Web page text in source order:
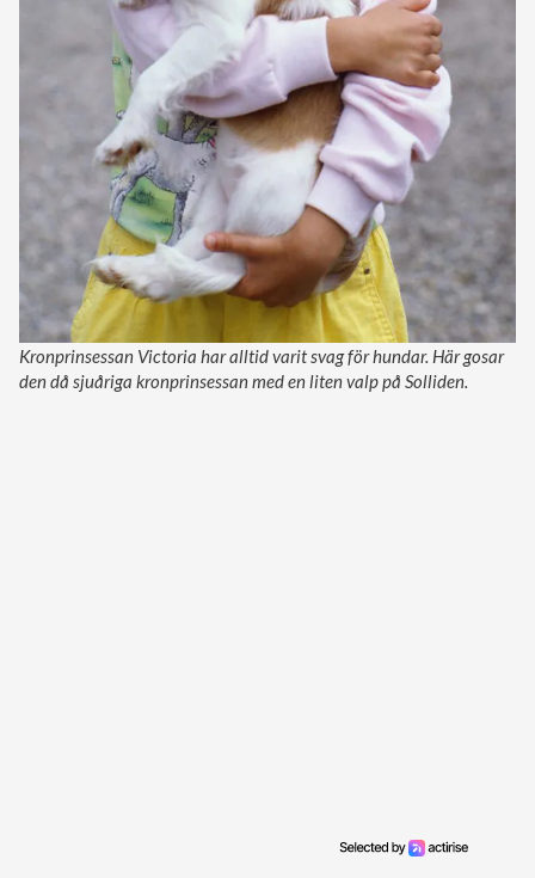
Kronprinsessan Victoria har alltid varit svag för hundar. Här gosar
den då sjuåriga kronprinsessan med en liten valp på Solliden.